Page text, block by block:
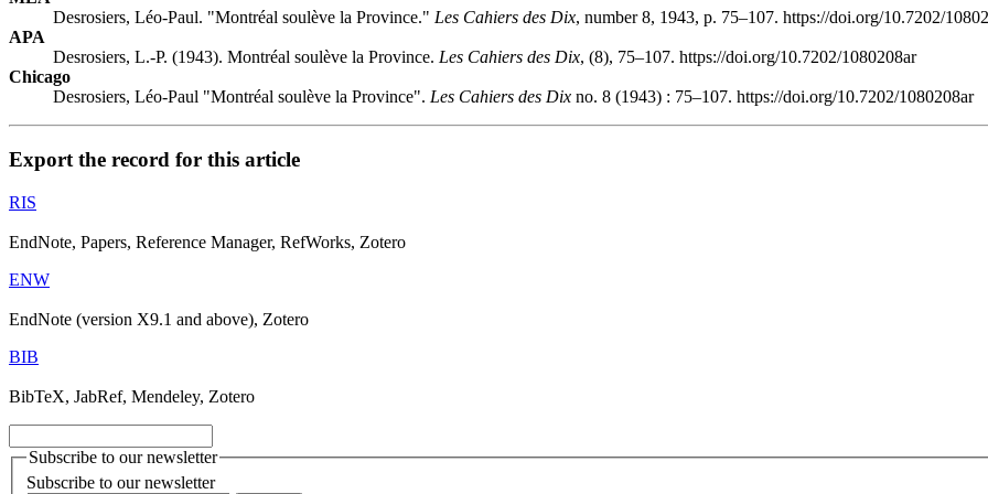
Desrosiers, Léo-Paul. "Montréal soulève la Province." Les Cahiers des Dix, number 8, 1943, p. 75–107. https://doi.org/10.7202/
APA
Desrosiers, L.-P. (1943). Montréal soulève la Province. Les Cahiers des Dix, (8), 75–107. https://doi.org/10.7202/1080208ar
Chicago
Desrosiers, Léo-Paul "Montréal soulève la Province". Les Cahiers des Dix no. 8 (1943) : 75–107. https://doi.org/10.7202/1080208ar
Export the record for this article
RIS
EndNote, Papers, Reference Manager, RefWorks, Zotero
ENW
EndNote (version X9.1 and above), Zotero
BIB
BibTeX, JabRef, Mendeley, Zotero
Subscribe to our newsletter
Subscribe to our newsletter